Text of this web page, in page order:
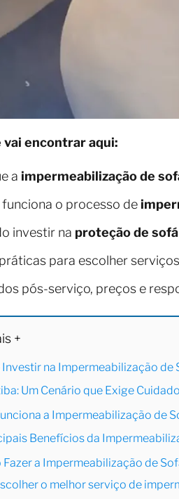
vai encontrar aqui:
a impermeabilização de
o processo de
investir na proteção de sofá
para escolher
pós-serviço, preços e
+
Investir na Impermeabilização de
Um Cenário que Exige
a Impermeabilização de
Benefícios da
Fazer a Impermeabilização de
o melhor serviço de